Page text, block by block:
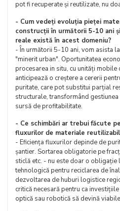
pot fi recuperate și reutilizate, nu
- Cum vedeți evoluția pieței
construcții în următorii 5-10 ani
reale există în acest domeniu?
- În următorii 5-10 ani, vom asista
"minerit urban". Oportunitatea
procesarea in situ, cu unități mobile
anticipează o creștere a cererii
puritate, care pot substitui parțial
structurale, transformând
sursă de profitabilitate.
- Ce schimbări ar trebui făcute
fluxurilor de materiale
- Eficiența fluxurilor depinde de
șantier. Sortarea obligatorie pe
sticlă etc. - nu este doar o obligație
tehnologică pentru reciclarea de
dezvoltarea de huburi logistice
critică necesară pentru ca
optică sau robotică să devină